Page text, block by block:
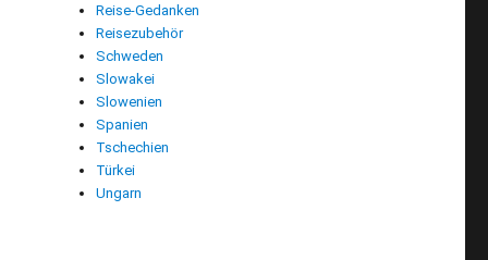
Reise-Gedanken
Reisezubehör
Schweden
Slowakei
Slowenien
Spanien
Tschechien
Türkei
Ungarn